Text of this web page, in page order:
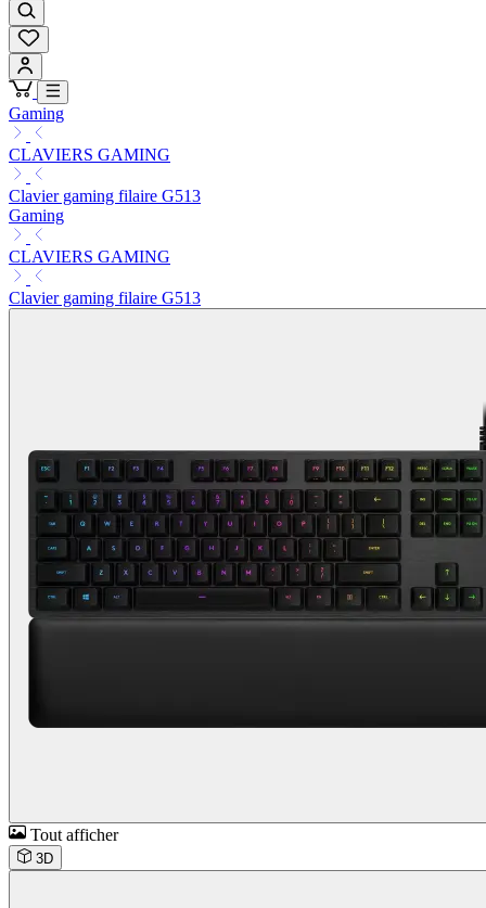
Gaming
CLAVIERS GAMING
Clavier gaming filaire G513
Gaming
CLAVIERS GAMING
Clavier gaming filaire G513
Tout afficher
3D